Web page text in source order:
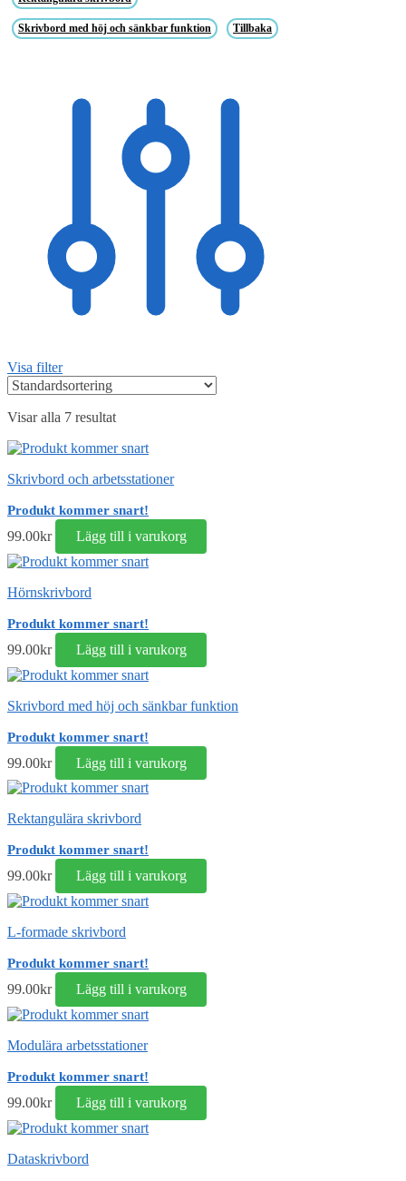
Skrivbord med höj och sänkbar funktion Tillbaka
Visa filter
Visar alla 7 resultat
Skrivbord och arbetsstationer
Produkt kommer snart!
99.00kr Lägg till i varukorg
Hörnskrivbord
Produkt kommer snart!
99.00kr Lägg till i varukorg
Skrivbord med höj och sänkbar funktion
Produkt kommer snart!
99.00kr Lägg till i varukorg
Rektangulära skrivbord
Produkt kommer snart!
99.00kr Lägg till i varukorg
L-formade skrivbord
Produkt kommer snart!
99.00kr Lägg till i varukorg
Modulära arbetsstationer
Produkt kommer snart!
99.00kr Lägg till i varukorg
Dataskrivbord